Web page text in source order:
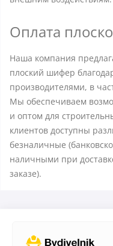
Оплата
Наша компания
плоский шифер
производителями, в
Мы обеспечиваем
и оптом для
клиентов доступны
безналичные
наличными при
заказе).